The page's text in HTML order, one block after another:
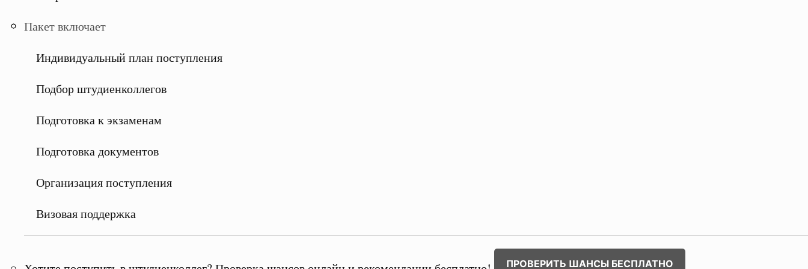
Пакет включает
Индивидуальный план поступления
Подбор штудиенколлегов
Подготовка к экзаменам
Подготовка документов
Организация поступления
Визовая поддержка
ПРОВЕРИТЬ ШАНСЫ БЕСПЛАТНО